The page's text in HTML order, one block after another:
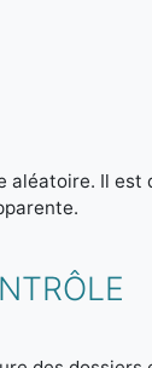
aléatoire. Il est